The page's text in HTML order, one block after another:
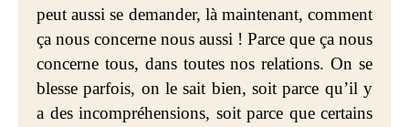
peut aussi se demander, là maintenant, comment
ça nous concerne nous aussi ! Parce que ça nous
concerne tous, dans toutes nos relations. On se
blesse parfois, on le sait bien, soit parce qu’il y
a des incompréhensions, soit parce que certains